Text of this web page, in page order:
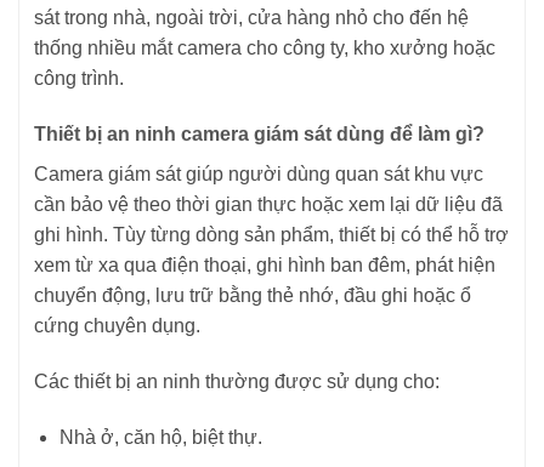
sát trong nhà, ngoài trời, cửa hàng nhỏ cho đến hệ
thống nhiều mắt camera cho công ty, kho xưởng hoặc
công trình.
Thiết bị an ninh camera giám sát dùng để làm gì?
Camera giám sát giúp người dùng quan sát khu vực
cần bảo vệ theo thời gian thực hoặc xem lại dữ liệu đã
ghi hình. Tùy từng dòng sản phẩm, thiết bị có thể hỗ trợ
xem từ xa qua điện thoại, ghi hình ban đêm, phát hiện
chuyển động, lưu trữ bằng thẻ nhớ, đầu ghi hoặc ổ
cứng chuyên dụng.
Các thiết bị an ninh thường được sử dụng cho:
Nhà ở, căn hộ, biệt thự.